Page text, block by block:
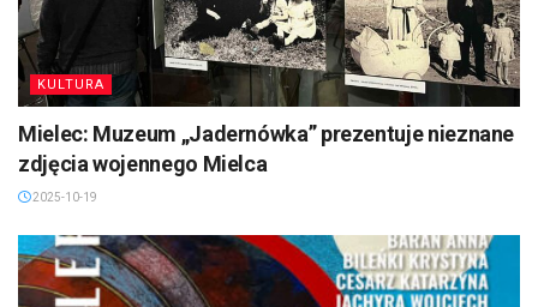
KULTURA
Mielec: Muzeum „Jadernówka” prezentuje nieznane
zdjęcia wojennego Mielca
2025-10-19